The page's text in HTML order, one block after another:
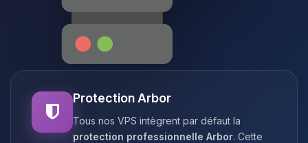
Protection Arbor
Tous nos VPS intègrent par défaut la
protection professionnelle Arbor. Cette